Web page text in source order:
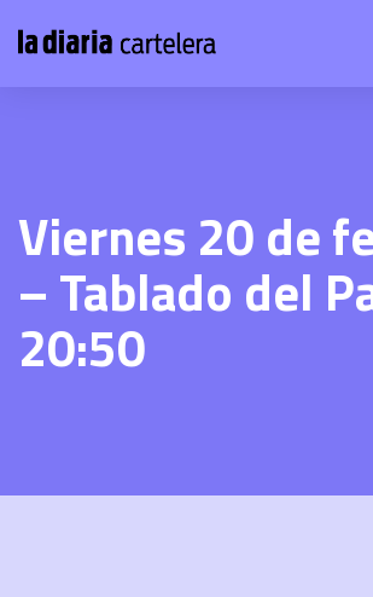
Viernes 20 de
– Tablado del
20:50